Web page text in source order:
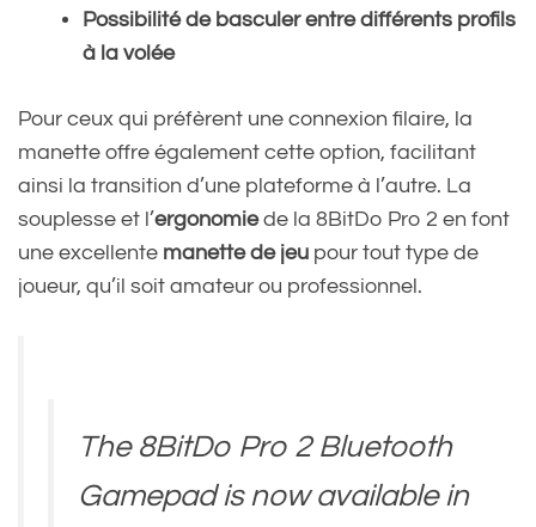
Possibilité de basculer entre différents profils
à la volée
Pour ceux qui préfèrent une connexion filaire, la
manette offre également cette option, facilitant
ainsi la transition d’une plateforme à l’autre. La
souplesse et l’ergonomiede la 8BitDo Pro 2 en font
une excellente manette de jeu pour tout type de
joueur, qu’il soit amateur ou professionnel.
The 8BitDo Pro 2 Bluetooth
Gamepad is now available in